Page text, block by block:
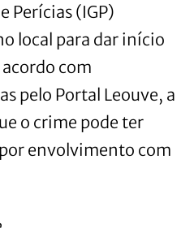
Perícias (IGP)
local para dar início
com
pelo Portal Leouve, a
o crime pode ter
envolvimento com